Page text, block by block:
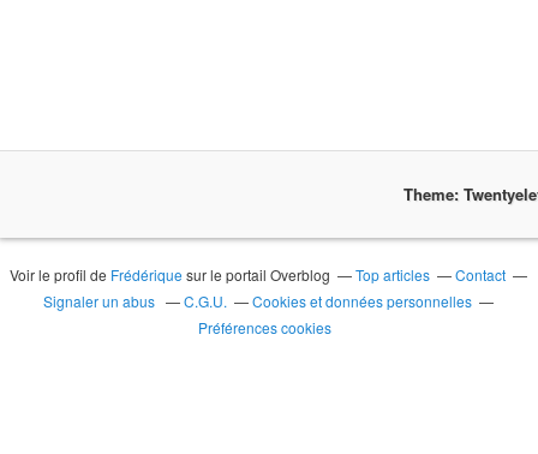
Theme:
Voir le profil de Frédérique sur le portail Overblog Top articles
Contact
Signaler un abus
C.G.U.
Cookies et données personnelles
Préférences cookies